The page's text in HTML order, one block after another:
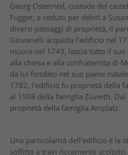
Georg Osterried, custode del
Fugger, e ceduto per debiti a
diversi passaggi di proprietà, il
Giovanelli acquista l'edificio nel
muore nel 1743, lascia tutto il
alla chiesa e alla confraternita di
da lui fondato nel suo paese
1782, l'edificio fu proprietà della
al 1908 della famiglia Zuveith. Dal
proprietà della famiglia Amplatz.
Una particolarità dell'edificio è la
soffitto a travi riccamente